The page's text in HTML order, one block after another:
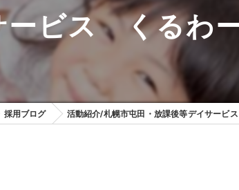
ービス くるわ
採用ブログ 活動紹介/札幌市屯田・放課後等デイサービ